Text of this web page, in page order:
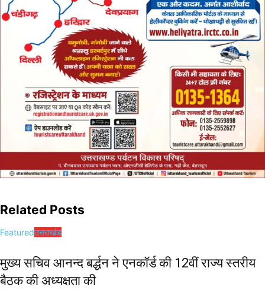
Related Posts
Featuredउत्तराखंड
मुख्य सचिव आनन्द बर्द्धन ने एनकॉर्ड की 12वीं राज्य स्तरीय
बैठक की अध्यक्षता की